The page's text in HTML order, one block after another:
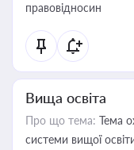
правовідносин
Вища освіта
Про що тема: Тема
системи вищої